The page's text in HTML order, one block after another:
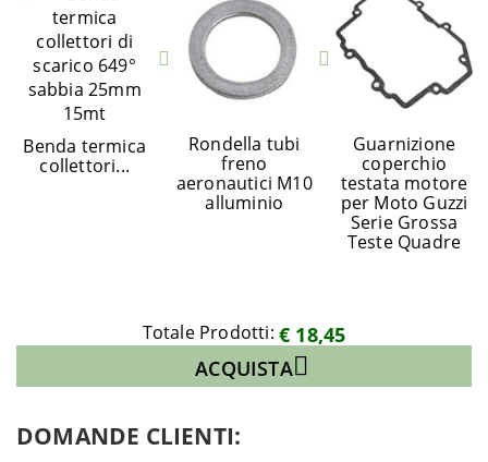
Benda termica
collettori...
Rondella tubi
freno
aeronautici M10
alluminio
Guarnizione
coperchio
testata motore
per Moto Guzzi
Serie Grossa
Teste Quadre
Totale Prodotti: € 18,45
ACQUISTA
DOMANDE CLIENTI: